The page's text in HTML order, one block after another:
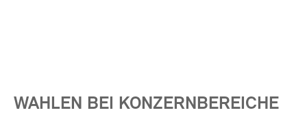
WAHLEN BEI KONZERNBEREICHE